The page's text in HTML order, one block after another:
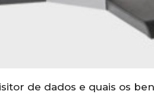
de dados e quais os